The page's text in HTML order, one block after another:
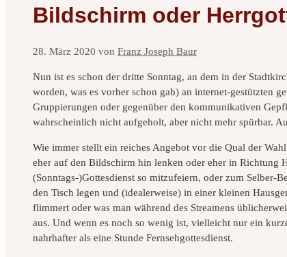
Bildschirm oder
28. März 2020 von Franz Joseph Baur
Nun ist es schon der dritte Sonntag, an dem in der
worden, was es vorher schon gab) an internet-gestützten
Gruppierungen oder gegenüber den kommunikativen
wahrscheinlich nicht aufgeholt, aber nicht mehr spürbar.
Wie immer stellt ein reiches Angebot vor die Qual der
eher auf den Bildschirm hin lenken oder eher in Richtung
(Sonntags-)Gottesdienst so mitzufeiern, oder zum Selber-
den Tisch legen und (idealerweise) in einer kleinen
flimmert oder was man während des Streamens
aus. Und wenn es noch so wenig ist, vielleicht nur ein
nahrhafter als eine Stunde Fernsehgottesdienst.